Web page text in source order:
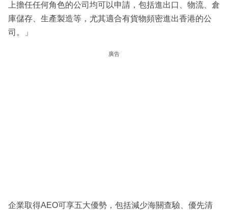
上擔任任何角色的公司均可以申請，包括進出口、物流、倉
庫儲存、生產製造等，尤其適合有貨物頻密進出香港的公
司。」
廣告
企業取得AEO可享五大優勢，包括減少海關查驗、優先清